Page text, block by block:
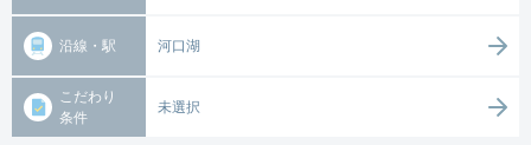
沿線・駅 河口湖
こだわり
条件
未選択